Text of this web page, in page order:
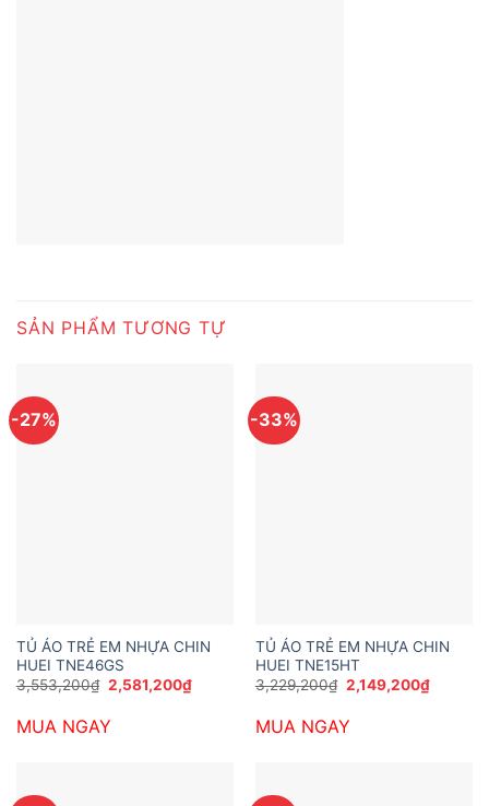
SẢN PHẨM TƯƠNG TỰ
-27%
TỦ ÁO TRẺ EM NHỰA CHIN
HUEI TNE46GS
3,553,200₫ Giá
gốc
3,553,200₫.
2,581,200₫Giá
hiện
MUA NGAY
-33%
TỦ ÁO TRẺ EM NHỰA CHIN
HUEI TNE15HT
3,229,200₫ Giá
gốc
3,229,200₫.
2,149,200₫Giá
hiện
MUA NGAY